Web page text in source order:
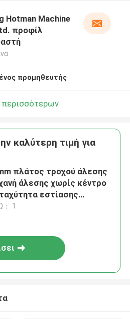
Hotman Machine
προφίλ
προμηθευτής
περισσότερων
καλύτερη τιμή για
πλάτος τροχού άλεσης
άλεσης χωρίς κέντρο
εστίασης
και ισχύ κινητήρα
： 1